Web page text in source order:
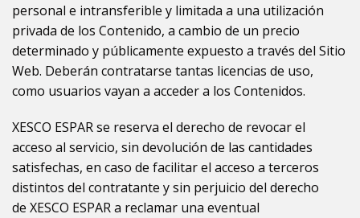
personal e intransferible y limitada a una utilización
privada de los Contenido, a cambio de un precio
determinado y públicamente expuesto a través del Sitio
Web. Deberán contratarse tantas licencias de uso,
como usuarios vayan a acceder a los Contenidos.
XESCO ESPARse reserva el derecho de revocar el
acceso al servicio, sin devolución de las cantidades
satisfechas, en caso de facilitar el acceso a terceros
distintos del contratante y sin perjuicio del derecho
de XESCO ESPARa reclamar una eventual